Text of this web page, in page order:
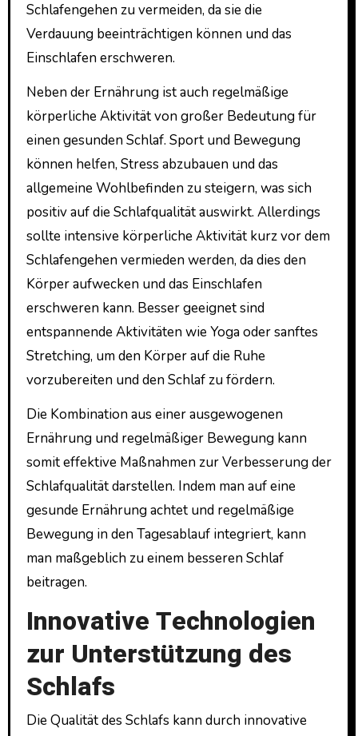
Schlafengehen zu vermeiden, da sie die
Verdauung beeinträchtigen können und das
Einschlafen erschweren.
Neben der Ernährung ist auch regelmäßige
körperliche Aktivität von großer Bedeutung für
einen gesunden Schlaf. Sport und Bewegung
können helfen, Stress abzubauen und das
allgemeine Wohlbefinden zu steigern, was sich
positiv auf die Schlafqualität auswirkt. Allerdings
sollte intensive körperliche Aktivität kurz vor dem
Schlafengehen vermieden werden, da dies den
Körper aufwecken und das Einschlafen
erschweren kann. Besser geeignet sind
entspannende Aktivitäten wie Yoga oder sanftes
Stretching, um den Körper auf die Ruhe
vorzubereiten und den Schlaf zu fördern.
Die Kombination aus einer ausgewogenen
Ernährung und regelmäßiger Bewegung kann
somit effektive Maßnahmen zur Verbesserung der
Schlafqualität darstellen. Indem man auf eine
gesunde Ernährung achtet und regelmäßige
Bewegung in den Tagesablauf integriert, kann
man maßgeblich zu einem besseren Schlaf
beitragen.
Innovative Technologien
zur Unterstützung des
Schlafs
Die Qualität des Schlafs kann durch innovative